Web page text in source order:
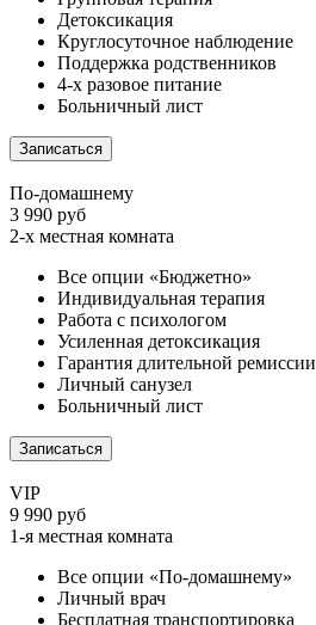
Детоксикация
Круглосуточное наблюдение
Поддержка родственников
4-х разовое питание
Больничный лист
Записаться
По-домашнему
3 990 руб
2-х местная комната
Все опции «Бюджетно»
Индивидуальная терапия
Работа с психологом
Усиленная детоксикация
Гарантия длительной ремиссии
Личный санузел
Больничный лист
Записаться
VIP
9 990 руб
1-я местная комната
Все опции «По-домашнему»
Личный врач
Бесплатная транспортировка